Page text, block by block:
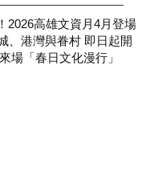
2026高雄文資月4月登場
、港灣與眷村 即日起開
場「春日文化漫行」